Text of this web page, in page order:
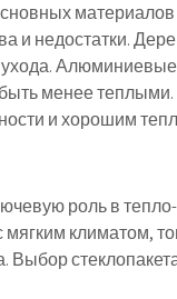
и недостатки.
ухода.
менее
и хорошим
роль в
мягким климатом,
Выбор